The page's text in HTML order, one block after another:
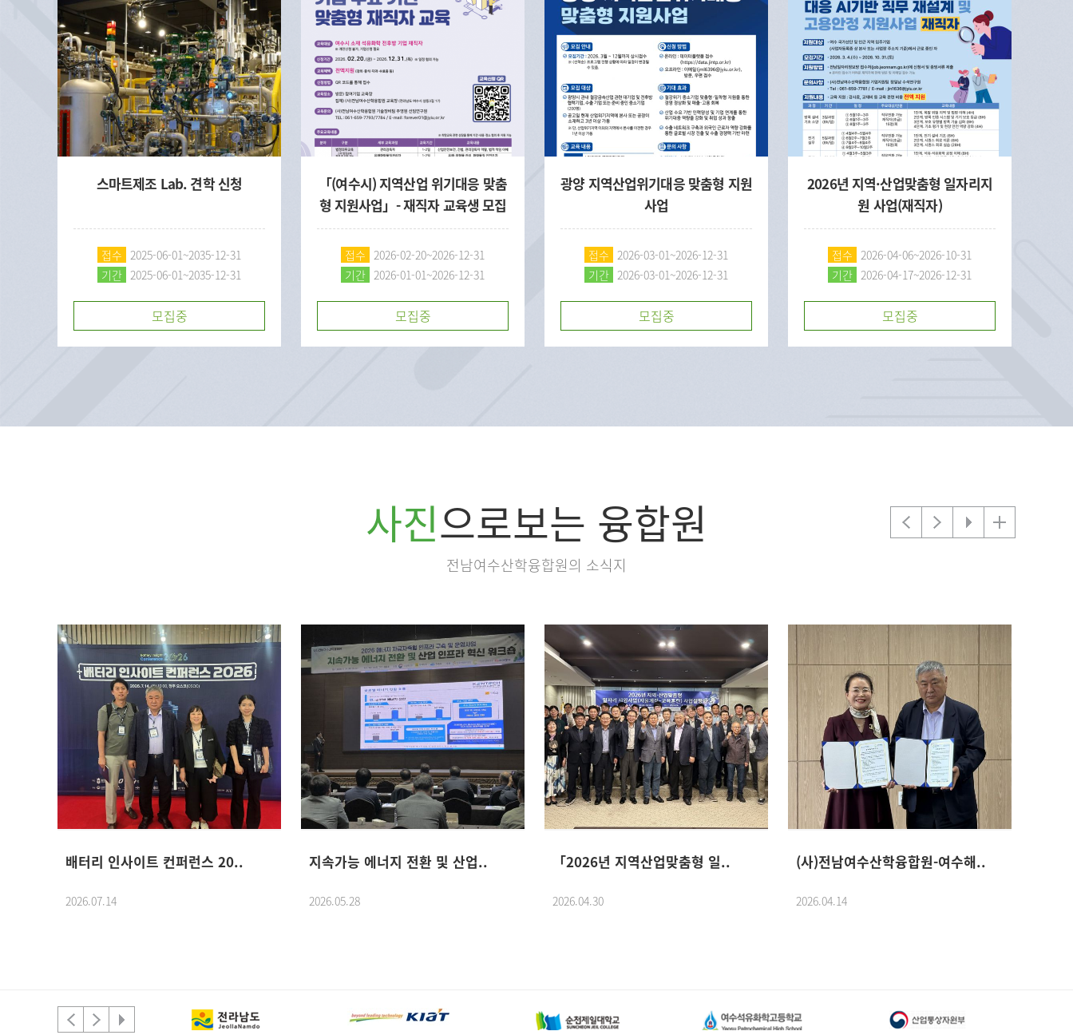
스마트제조 Lab. 견학 신청
접수 2025-06-01~2035-12-31
기간 2025-06-01~2035-12-31
모집중
「(여수시) 지역산업 위기대응 맞춤
형 지원사업」- 재직자 교육생 모집
접수 2026-02-20~2026-12-31
기간 2026-01-01~2026-12-31
모집중
광양 지역산업위기대응 맞춤형 지원
사업
접수 2026-03-01~2026-12-31
기간 2026-03-01~2026-12-31
모집중
2026년 지역·산업맞춤형 일자리지
원 사업(재직자)
접수 2026-04-06~2026-10-31
기간 2026-04-17~2026-12-31
모집중
사진으로보는 융합원
전남여수산학융합원의 소식지
배터리 인사이트 컨퍼런스 20..
2026.07.14
지속가능 에너지 전환 및 산업..
2026.05.28
「2026년 지역산업맞춤형 일..
2026.04.30
(사)전남여수산학융합원-여수해..
2026.04.14